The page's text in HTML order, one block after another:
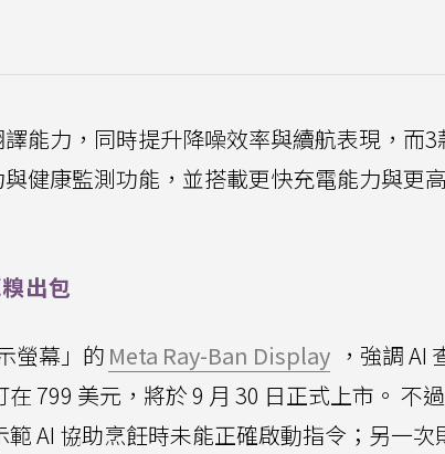
能力，同時提升降噪效率與續航表現，而3
健康監測功能，並搭載更快充電能力與更
出包
螢幕」的 Meta Ray-Ban Display ，強調 AI
799 美元，將於 9 月 30 日正式上市。 不
AI 協助烹飪時未能正確啟動指令；另一次